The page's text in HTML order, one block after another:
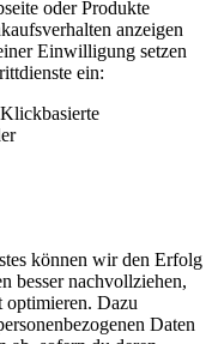
oder Produkte
anzeigen
Einwilligung setzen
ein:
können wir den Erfolg
besser nachvollziehen,
optimieren. Dazu
Daten